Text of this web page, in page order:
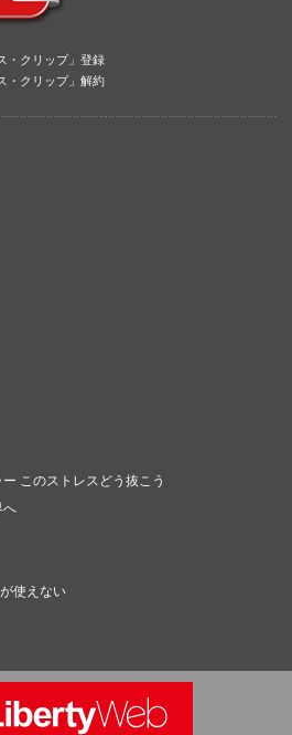
・クリップ」登録
・クリップ」解約
このストレスどう抜こう
使えない